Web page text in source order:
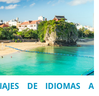
DE IDIOMAS A